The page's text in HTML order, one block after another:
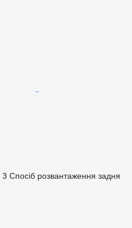
3 Спосіб розвантаження задня